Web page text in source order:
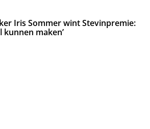
Iris Sommer wint Stevinpremie:
kunnen maken’